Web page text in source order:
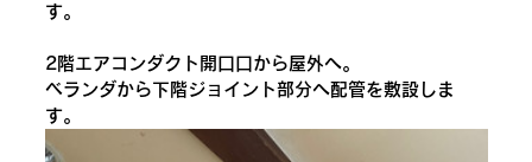
す。
2階エアコンダクト開口口から屋外へ。
ベランダから下階ジョイント部分へ配管を敷設しま
す。